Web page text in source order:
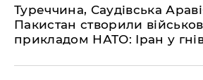
​Туреччина, Саудівська
Пакистан створили
прикладом НАТО: Іран у